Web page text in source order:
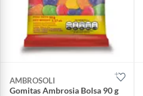
AMBROSOLI
Gomitas Ambrosia Bolsa 90 g